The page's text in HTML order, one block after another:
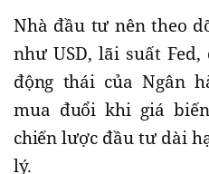
Nhà đầu tư nên theo
như USD, lãi suất
động thái của Ngân
mua đuổi khi giá
chiến lược đầu tư dài
lý.